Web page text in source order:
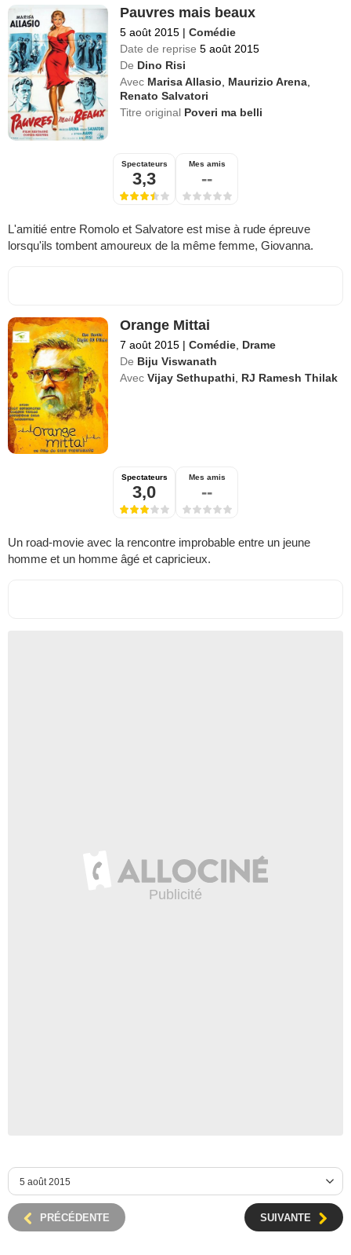
Pauvres mais beaux
5 août 2015 | Comédie
Date de reprise 5 août 2015
De Dino Risi
Avec Marisa Allasio Maurizio Arena
Renato Salvatori
Titre original Poveri ma belli
Spectateurs
3,3
Mes amis
--
L'amitié entre Romolo et Salvatore est mise à rude épreuve
lorsqu'ils tombent amoureux de la même femme, Giovanna.
Orange Mittai
7 août 2015 | Comédie, Drame
De Biju Viswanath
Avec Vijay Sethupathi, RJ Ramesh Thilak
Spectateurs
3,0
Mes amis
--
Un road-movie avec la rencontre improbable entre un jeune
homme et un homme âgé et capricieux.
PRÉCÉDENTE SUIVANTE